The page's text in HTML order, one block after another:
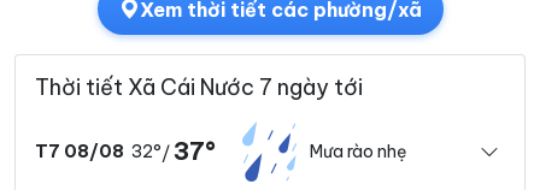
Xem thời tiết các phường/xã
Thời tiết Xã Cái Nước 7 ngày tới
T7 08/08 32°/ 37° Mưa rào nhẹ